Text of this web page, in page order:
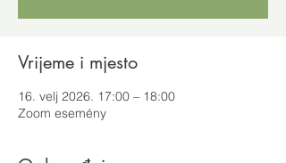
Vrijeme i mjesto
16. velj 2026. 17:00 – 18:00
Zoom esemény